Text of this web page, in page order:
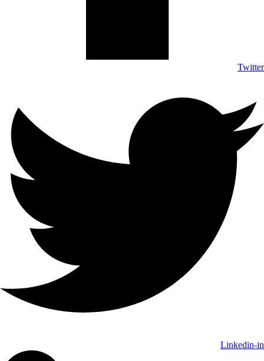
Linkedin-